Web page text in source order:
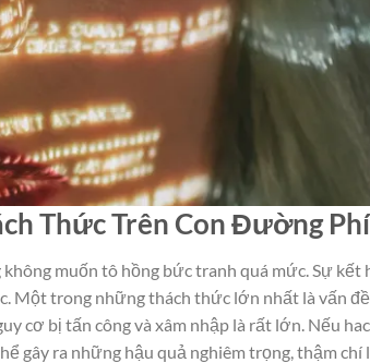
Thức Trên Con Đường
không muốn tô hồng bức tranh quá mức. Sự kết
Một trong những thách thức lớn nhất là vấn
cơ bị tấn công và xâm nhập là rất lớn. Nếu
gây ra những hậu quả nghiêm trọng, thậm chí